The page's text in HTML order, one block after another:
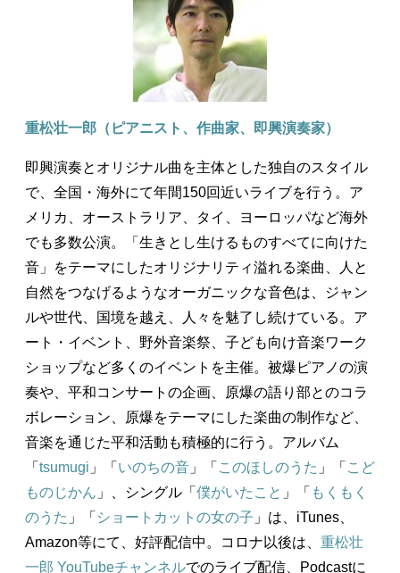
重松壮一郎（ピアニスト、作曲家、即興演奏家）
即興演奏とオリジナル曲を主体とした独自のスタイル
で、全国・海外にて年間150回近いライブを行う。ア
メリカ、オーストラリア、タイ、ヨーロッパなど海外
でも多数公演。「生きとし生けるものすべてに向けた
音」をテーマにしたオリジナリティ溢れる楽曲、人と
自然をつなげるようなオーガニックな音色は、ジャン
ルや世代、国境を越え、人々を魅了し続けている。ア
ート・イベント、野外音楽祭、子ども向け音楽ワーク
ショップなど多くのイベントを主催。被爆ピアノの演
奏や、平和コンサートの企画、原爆の語り部とのコラ
ボレーション、原爆をテーマにした楽曲の制作など、
音楽を通じた平和活動も積極的に行う。アルバム
「 tsumugi 」「 いのちの音 」「 このほしのうた 」「 こど
ものじかん 」、シングル「 僕がいたこと 」「 もくもく
のうた 」「 ショートカットの女の子 」は、iTunes、
Amazon等にて、好評配信中。コロナ以後は、 重松壮
一郎 YouTubeチャンネルでのライブ配信、Podcastに